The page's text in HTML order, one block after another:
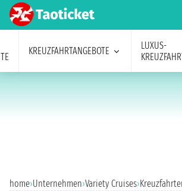
KREUZFAHRTANGEBOTE
LUXUS-
home›Unternehmen›Variety Cruises›